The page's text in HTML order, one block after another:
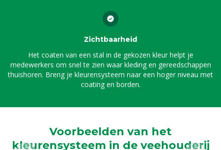
Zichtbaarheid
Het coaten van een stal in de gekozen kleur helpt je
medewerkers om snel te zien waar kleding en gereedschappen
thuishoren. Breng je kleurensysteem naar een hoger niveau met
coating en borden.
Voorbeelden van het
kleurensysteem in de veehouderij